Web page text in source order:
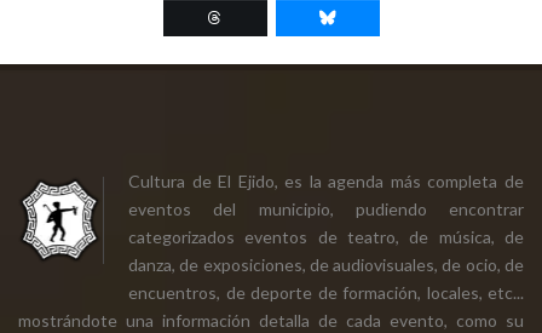
Cultura de El Ejido, es la agenda más completa de
eventos del municipio, pudiendo encontrar
categorizados eventos de teatro, de música, de
danza, de exposiciones, de audiovisuales, de ocio, de
encuentros, de deporte de formación, locales, etc...
mostrándote una información detalla de cada evento, como su